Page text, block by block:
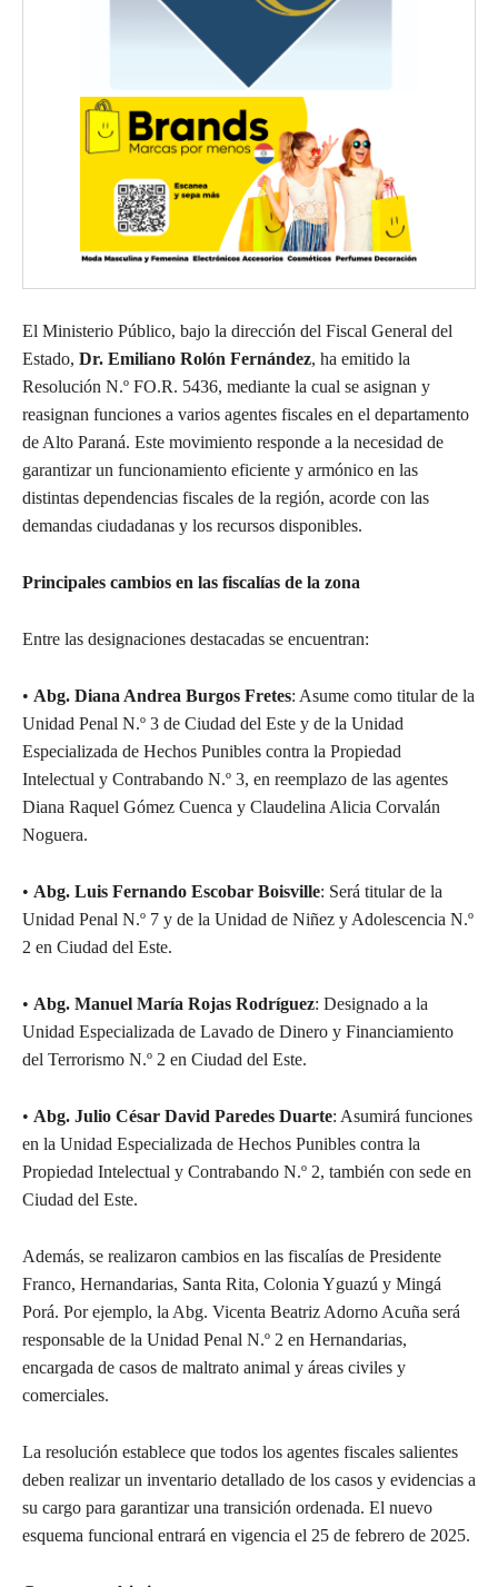
El Ministerio Público, bajo la dirección del Fiscal General del
Estado, Dr. Emiliano Rolón Fernández, ha emitido la
Resolución N.º FO.R. 5436, mediante la cual se asignan y
reasignan funciones a varios agentes fiscales en el departamento
de Alto Paraná. Este movimiento responde a la necesidad de
garantizar un funcionamiento eficiente y armónico en las
distintas dependencias fiscales de la región, acorde con las
demandas ciudadanas y los recursos disponibles.
Principales cambios en las fiscalías de la zona
Entre las designaciones destacadas se encuentran:
• Abg. Diana Andrea Burgos Fretes: Asume como titular de la
Unidad Penal N.º 3 de Ciudad del Este y de la Unidad
Especializada de Hechos Punibles contra la Propiedad
Intelectual y Contrabando N.º 3, en reemplazo de las agentes
Diana Raquel Gómez Cuenca y Claudelina Alicia Corvalán
Noguera.
• Abg. Luis Fernando Escobar Boisville: Será titular de la
Unidad Penal N.º 7 y de la Unidad de Niñez y Adolescencia N.º
2 en Ciudad del Este.
• Abg. Manuel María Rojas Rodríguez: Designado a la
Unidad Especializada de Lavado de Dinero y Financiamiento
del Terrorismo N.º 2 en Ciudad del Este.
• Abg. Julio César David Paredes Duarte: Asumirá funciones
en la Unidad Especializada de Hechos Punibles contra la
Propiedad Intelectual y Contrabando N.º 2, también con sede en
Ciudad del Este.
Además, se realizaron cambios en las fiscalías de Presidente
Franco, Hernandarias, Santa Rita, Colonia Yguazú y Mingá
Porá. Por ejemplo, la Abg. Vicenta Beatriz Adorno Acuña será
responsable de la Unidad Penal N.º 2 en Hernandarias,
encargada de casos de maltrato animal y áreas civiles y
comerciales.
La resolución establece que todos los agentes fiscales salientes
deben realizar un inventario detallado de los casos y evidencias a
su cargo para garantizar una transición ordenada. El nuevo
esquema funcional entrará en vigencia el 25 de febrero de 2025.